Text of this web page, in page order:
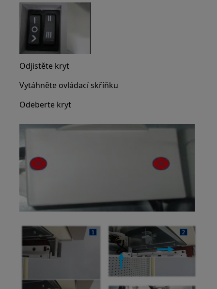
Odjistěte kryt
Vytáhněte ovládací skříňku
Odeberte kryt